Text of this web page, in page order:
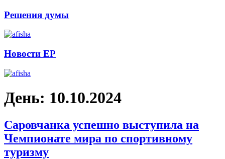
Решения думы
Новости ЕР
День: 10.10.2024
Саровчанка успешно выступила на
Чемпионате мира по спортивному
туризму